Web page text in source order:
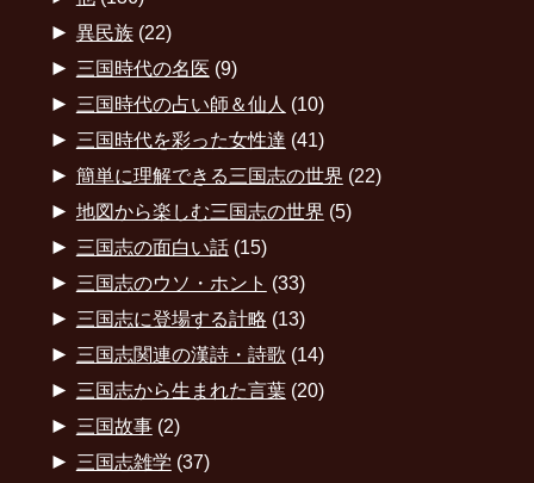
► 異民族(22)
► 三国時代の名医 (9)
► 三国時代の占い師＆仙人 (10)
► 三国時代を彩った女性達 (41)
► 簡単に理解できる三国志の世界 (22)
► 地図から楽しむ三国志の世界 (5)
► 三国志の面白い話(15)
► 三国志のウソ・ホント (33)
► 三国志に登場する計略 (13)
► 三国志関連の漢詩・詩歌 (14)
► 三国志から生まれた言葉(20)
► 三国故事(2)
► 三国志雑学 (37)